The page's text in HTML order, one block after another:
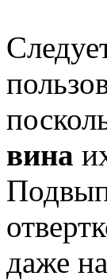
вина
даже